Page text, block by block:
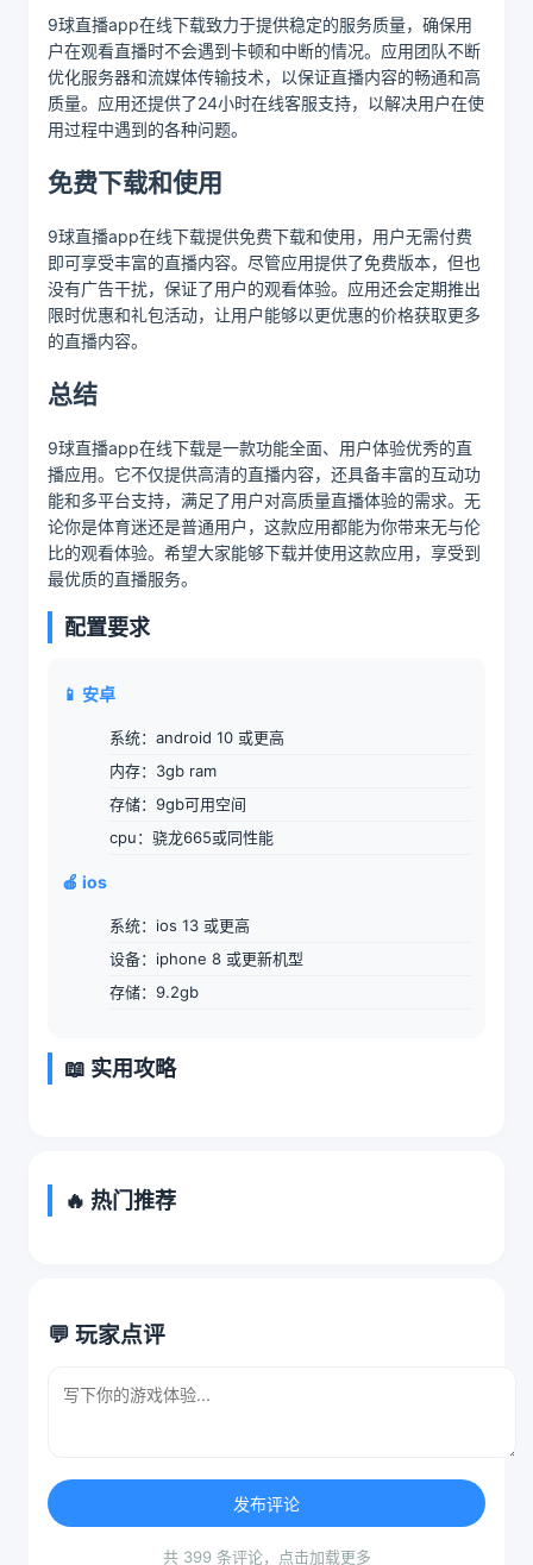
9球直播app在线下载致力于提供稳定的服务质量，确保用
户在观看直播时不会遇到卡顿和中断的情况。应用团队不断
优化服务器和流媒体传输技术，以保证直播内容的畅通和高
质量。应用还提供了24小时在线客服支持，以解决用户在使
用过程中遇到的各种问题。
免费下载和使用
9球直播app在线下载提供免费下载和使用，用户无需付费
即可享受丰富的直播内容。尽管应用提供了免费版本，但也
没有广告干扰，保证了用户的观看体验。应用还会定期推出
限时优惠和礼包活动，让用户能够以更优惠的价格获取更多
的直播内容。
总结
9球直播app在线下载是一款功能全面、用户体验优秀的直
播应用。它不仅提供高清的直播内容，还具备丰富的互动功
能和多平台支持，满足了用户对高质量直播体验的需求。无
论你是体育迷还是普通用户，这款应用都能为你带来无与伦
比的观看体验。希望大家能够下载并使用这款应用，享受到
最优质的直播服务。
配置要求
📱 安卓
系统：android 10 或更高
内存：3gb ram
存储：9gb可用空间
cpu：骁龙665或同性能
🍎 ios
系统：ios 13 或更高
设备：iphone 8 或更新机型
存储：9.2gb
📖 实用攻略
🔥 热门推荐
💬 玩家点评
发布评论
共 399 条评论，点击加载更多